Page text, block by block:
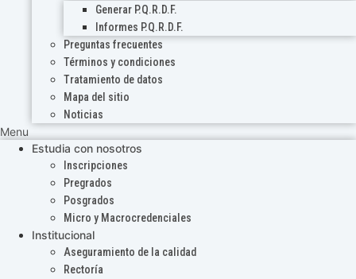
Generar P.Q.R.D.F.
Informes P.Q.R.D.F.
Preguntas frecuentes
Términos y condiciones
Tratamiento de datos
Mapa del sitio
Noticias
Menu
Estudia con nosotros
Inscripciones
Pregrados
Posgrados
Micro y Macrocredenciales
Institucional
Aseguramiento de la calidad
Rectoría